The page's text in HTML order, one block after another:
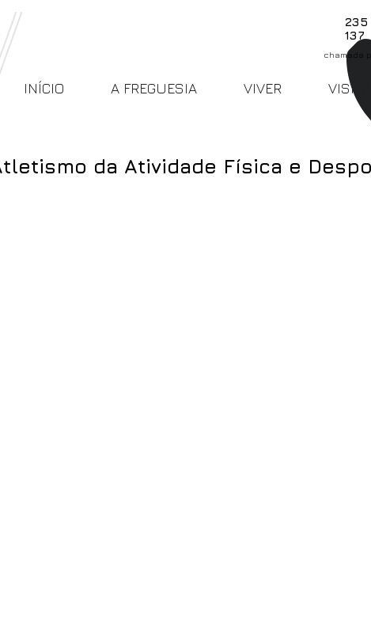
235
137
chamada
INÍCIO A FREGUESIA VIVER
da Atividade Física e